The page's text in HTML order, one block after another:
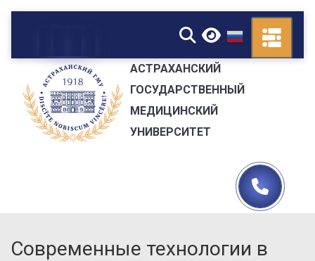
▼
АСТРАХАНСКИЙ
ГОСУДАРСТВЕННЫЙ
МЕДИЦИНСКИЙ
УНИВЕРСИТЕТ
Современные технологии в